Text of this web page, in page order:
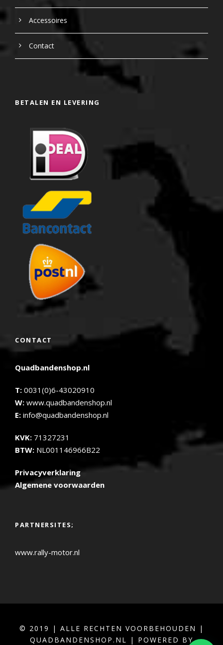
Accessoires
Contact
BETALEN EN LEVERING
CONTACT
Quadbandenshop.nl
T: 0031(0)6-43020910
W: www.quadbandenshop.nl
E: info@quadbandenshop.nl
KVK: 71327231
BTW: NL001146966B22
Privacyverklaring
Algemene voorwaarden
PARTNERSITES;
www.rally-motor.nl
© 2019 | ALLE RECHTEN VOORBEHOUDEN |
QUADBANDENSHOP.NL | POWERED BY